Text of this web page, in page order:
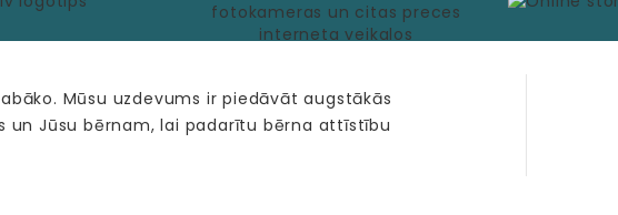
Mūsu uzdevums ir piedāvāt augstākās
Jūsu bērnam, lai padarītu bērna attīstību